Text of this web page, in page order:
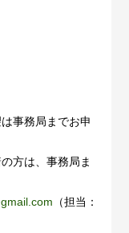
事務局までお申
方は、事務局ま
（担当：